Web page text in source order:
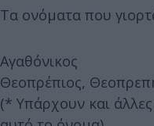
Τα ονόματα που
Αγαθόνικος
Θεοπρέπιος,
(* Υπάρχουν και